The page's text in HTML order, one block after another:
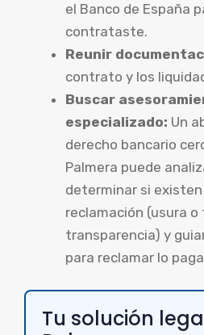
el Banco de España
contrataste.
Reunir
contrato y los
Buscar
especializado: Un
derecho bancario
Palmera puede
determinar si
reclamación (usura
transparencia) y
para reclamar lo
Tu solución